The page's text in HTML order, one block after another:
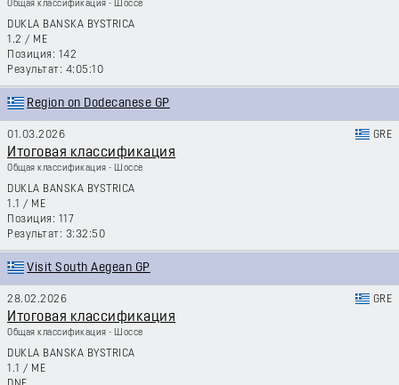
Общая классификация - Шоссе
DUKLA BANSKA BYSTRICA
1.2 / ME
142
4:05:10
Region on Dodecanese GP
01.03.2026 GRE
Итоговая классификация
Общая классификация - Шоссе
DUKLA BANSKA BYSTRICA
1.1 / ME
117
3:32:50
Visit South Aegean GP
28.02.2026 GRE
Итоговая классификация
Общая классификация - Шоссе
DUKLA BANSKA BYSTRICA
1.1 / ME